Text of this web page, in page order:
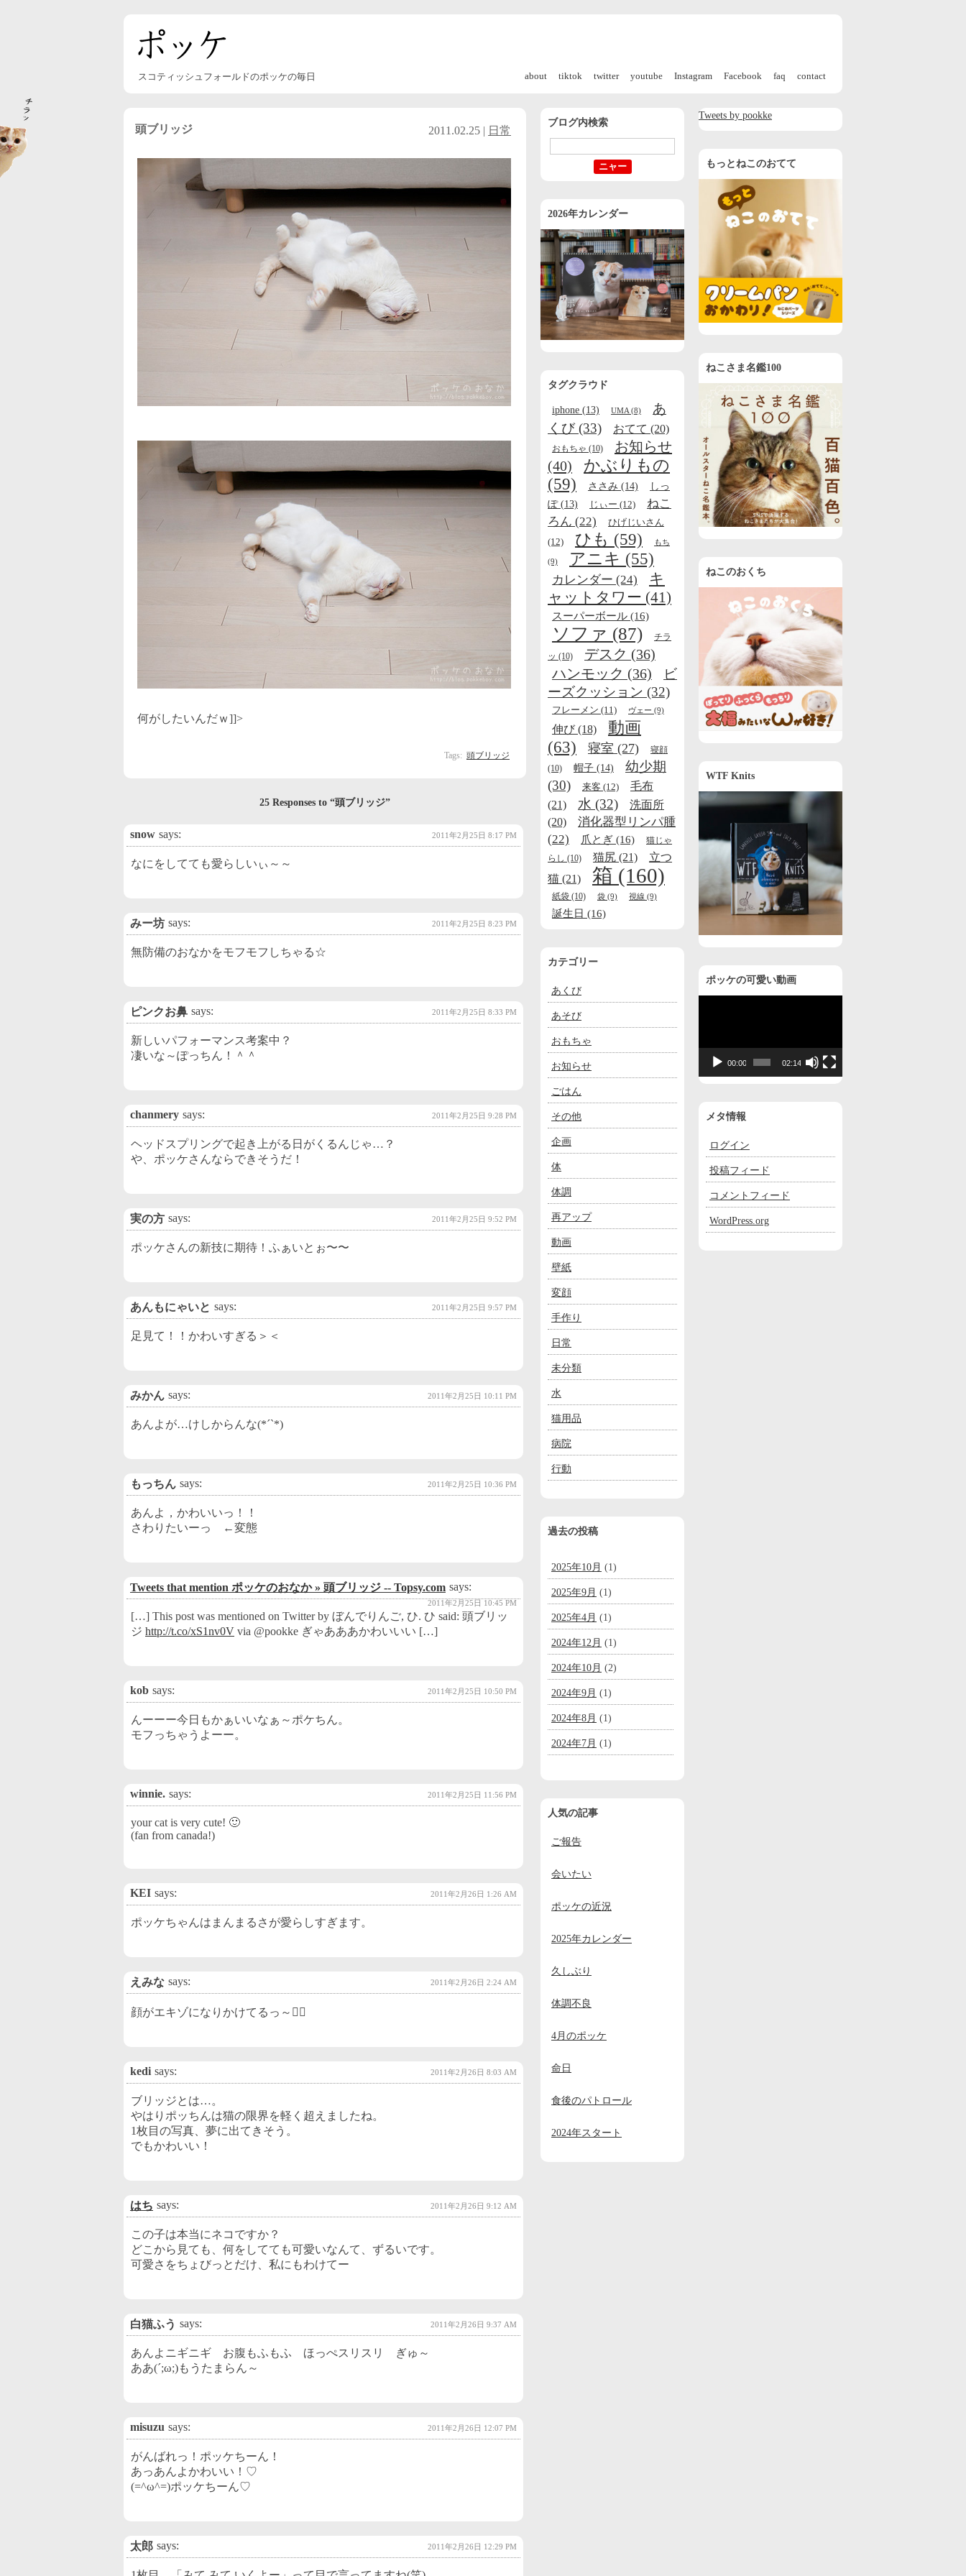
スコティッシュフォールドのポッケの毎日 about tiktok twitter youtube Instagram Facebook faq contact
頭ブリッジ 2011.02.25 | 日常
何がしたいんだｗ]]>
Tags: 頭ブリッジ
25 Responses to “頭ブリッジ”
snow says: 2011年2月25日 8:17 PM
なにをしてても愛らしいぃ～～
みー坊 says: 2011年2月25日 8:23 PM
無防備のおなかをモフモフしちゃる☆
ピンクお鼻 says: 2011年2月25日 8:33 PM
新しいパフォーマンス考案中？
凄いな～ぽっちん！＾＾
chanmery says: 2011年2月25日 9:28 PM
ヘッドスプリングで起き上がる日がくるんじゃ…？
や、ポッケさんならできそうだ！
実の方 says: 2011年2月25日 9:52 PM
ポッケさんの新技に期待！ふぁいとぉ〜〜
あんもにゃいと says: 2011年2月25日 9:57 PM
足見て！！かわいすぎる＞＜
みかん says: 2011年2月25日 10:11 PM
あんよが…けしからんな(*´`*)
もっちん says: 2011年2月25日 10:36 PM
あんよ，かわいいっ！！
さわりたいーっ ←変態
Tweets that mention ポッケのおなか » 頭ブリッジ -- Topsy.com says:
2011年2月25日 10:45 PM
[…] This post was mentioned on Twitter by ぼんでりんご, ひ. ひ said: 頭ブリッ
ジ http://t.co/xS1nv0V via @pookke ぎゃあああかわいいい […]
kob says: 2011年2月25日 10:50 PM
んーーー今日もかぁいいなぁ～ポケちん。
モフっちゃうよーー。
winnie. says: 2011年2月25日 11:56 PM
your cat is very cute! 🙂
(fan from canada!)
KEI says: 2011年2月26日 1:26 AM
ポッケちゃんはまんまるさが愛らしすぎます。
えみな says: 2011年2月26日 2:24 AM
顔がエキゾになりかけてるっ～
kedi says: 2011年2月26日 8:03 AM
ブリッジとは…。
やはりポッちんは猫の限界を軽く超えましたね。
1枚目の写真、夢に出てきそう。
でもかわいい！
はち says: 2011年2月26日 9:12 AM
この子は本当にネコですか？
どこから見ても、何をしてても可愛いなんて、ずるいです。
可愛さをちょびっとだけ、私にもわけてー
白猫ふう says: 2011年2月26日 9:37 AM
あんよニギニギ お腹もふもふ ほっぺスリスリ ぎゅ～
ああ(´;ω;)もうたまらん～
misuzu says: 2011年2月26日 12:07 PM
がんばれっ！ポッケちーん！
あっあんよかわいい！♡
(=^ω^=)ポッケちーん♡
太郎 says: 2011年2月26日 12:29 PM
ブログ内検索
2026年カレンダー
タグクラウド
iphone (13) UMA (8)
あ
くび(33) おてて (20)
おもちゃ (10)
お知らせ
(40)
かぶりもの
(59)
ささみ (14)
しっ
ぽ(13) じぃー (12)
ねこ
ろん (22)
ひげじいさん
(12)
ひも (59) もち
(9) アニキ (55)
カレンダー (24)
キ
ャットタワー (41)
スーパーボール (16)
ソファ (87)
チラ
ッ (10) デスク (36)
ハンモック (36)
ビ
ーズクッション (32)
フレーメン (11) ヴェー (9)
伸び (18)
動画
(63)
寝室 (27)
寝顔
(10)
帽子 (14)
幼少期
(30)
来客 (12)
毛布
(21)
水 (32)
洗面所
(20)
消化器型リンパ腫
(22)
爪とぎ (16)
猫じゃ
らし (10) 猫尻 (21)
立つ
猫 (21) 箱 (160)
紙袋 (10) 袋 (9) 視線 (9)
誕生日 (16)
カテゴリー
あくび
あそび
おもちゃ
お知らせ
ごはん
その他
企画
体
体調
再アップ
動画
壁紙
変顔
手作り
日常
未分類
水
猫用品
病院
行動
過去の投稿
2025年10月 (1)
2025年9月 (1)
2025年4月 (1)
2024年12月 (1)
2024年10月 (2)
2024年9月 (1)
2024年8月 (1)
2024年7月 (1)
2024年4月
2024年3月
2024年2月
2023年11月(2)
2023年10月
2023年6月
2023年5月 (1)
人気の記事
ご報告
会いたい
ポッケの近況
2025年カレンダー
久しぶり
体調不良
4月のポッケ
命日
食後のパトロール
2024年スタート
Tweets by pookke
もっとねこのおてて
ねこさま名鑑100
ねこのおくち
WTF Knits
ポッケの可愛い動画
レ
00:00 02:14
メタ情報
ログイン
投稿フィード
コメントフィード
WordPress.org